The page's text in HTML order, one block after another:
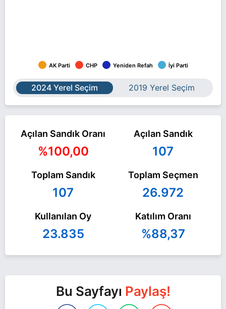
AK Parti CHP Yeniden Refah İyi Parti
2024 Yerel Seçim 2019 Yerel Seçim
Açılan Sandık Oranı
%100,00
Açılan Sandık
107
Toplam Sandık
107
Toplam Seçmen
26.972
Kullanılan Oy
23.835
Katılım Oranı
%88,37
Bu Sayfayı Paylaş!